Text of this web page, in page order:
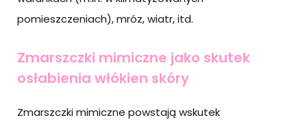
pomieszczeniach), mróz, wiatr, itd.
Zmarszczki mimiczne jako skutek
osłabienia włókien skóry
Zmarszczki mimiczne powstają wskutek